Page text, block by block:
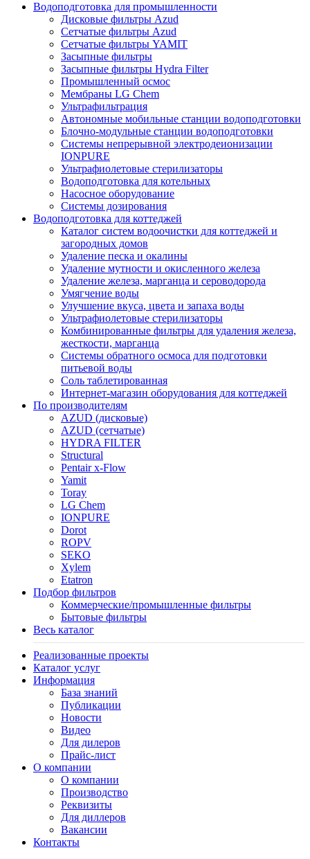
Водоподготовка для промышленности
Дисковые фильтры Azud
Сетчатые фильтры Azud
Сетчатые фильтры YAMIT
Засыпные фильтры
Засыпные фильтры Hydra Filter
Промышленный осмос
Мембраны LG Chem
Ультрафильтрация
Автономные мобильные станции водоподготовки
Блочно-модульные станции водоподготовки
Системы непрерывной электродеионизации
IONPURE
Ультрафиолетовые стерилизаторы
Водоподготовка для котельных
Насосное оборудование
Системы дозирования
Водоподготовка для коттеджей
Каталог систем водоочистки для коттеджей и
загородных домов
Удаление песка и окалины
Удаление мутности и окисленного железа
Удаление железа, марганца и сероводорода
Умягчение воды
Улучшение вкуса, цвета и запаха воды
Ультрафиолетовые стерилизаторы
Комбинированные фильтры для удаления железа,
жесткости, марганца
Системы обратного осмоса для подготовки
питьевой воды
Соль таблетированная
Интернет-магазин оборудования для коттеджей
По производителям
AZUD (дисковые)
AZUD (сетчатые)
HYDRA FILTER
Structural
Pentair x-Flow
Yamit
Toray
LG Chem
IONPURE
Dorot
ROPV
SEKO
Xylem
Etatron
Подбор фильтров
Коммерческие/промышленные фильтры
Бытовые фильтры
Весь каталог
Реализованные проекты
Каталог услуг
Информация
База знаний
Публикации
Новости
Видео
Для дилеров
Прайс-лист
О компании
О компании
Производство
Реквизиты
Для диллеров
Вакансии
Контакты